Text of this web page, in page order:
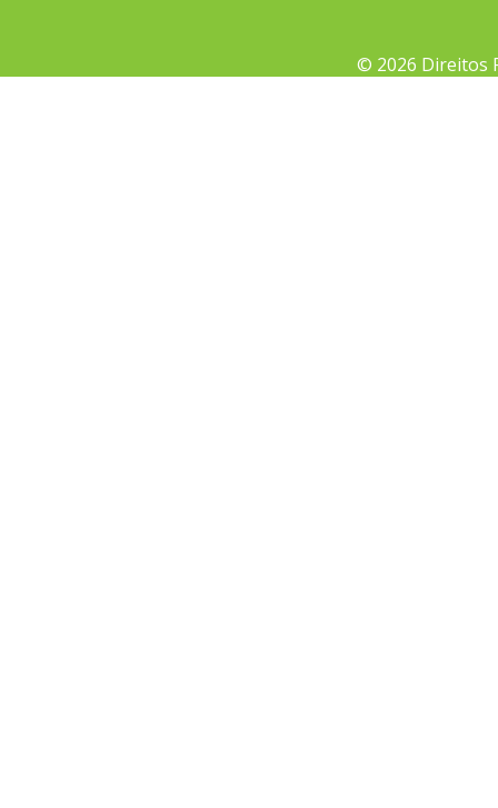
© 2026 Direitos